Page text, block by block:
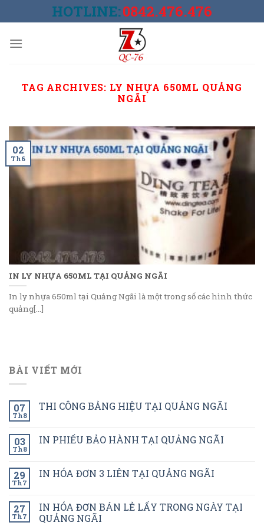
to
HOTLINE:0842.476.476
TAG ARCHIVES: LY NHỰA 650ML QUẢNG
NGÃI
IN LY NHỰA 650ML TẠI QUẢNG NGÃI
In ly nhựa 650ml tại Quảng Ngãi là một trong số các hình thức
quảng[...]
02
Th6
BÀI VIẾT MỚI
07
Th8
THI CÔNG BẢNG HIỆU TẠI QUẢNG NGÃI
03
Th8
IN PHIẾU BẢO HÀNH TẠI QUẢNG NGÃI
29
Th7
IN HÓA ĐƠN 3 LIÊN TẠI QUẢNG NGÃI
27
Th7
IN HÓA ĐƠN BÁN LẺ LẤY TRONG NGÀY TẠI
QUẢNG NGÃI